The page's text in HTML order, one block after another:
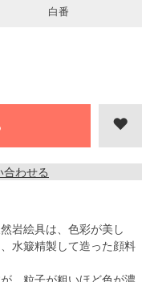
白番
合わせる
岩絵具は、色彩が美し
水簸精製して造った顔料